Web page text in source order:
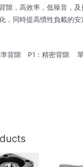
隙，高效率，低噪音，及
，同時提高慣性負載的
準背隙 P1：精密背隙